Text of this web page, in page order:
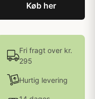
Køb her
Fri fragt over kr.
295
Hurtig levering